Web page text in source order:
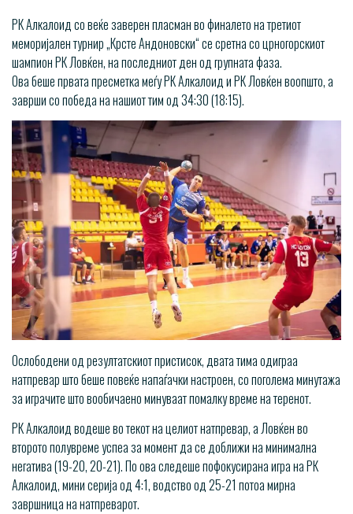
РК Алкалоид со веќе заверен пласман во финалето на третиот
меморијален турнир „Крсте Андоновски“ се сретна со црногорскиот
шампион РК Ловќен, на последниот ден од групната фаза.
Ова беше првата пресметка меѓу РК Алкалоид и РК Ловќен воопшто, а
заврши со победа на нашиот тим од 34:30 (18:15).
Ослободени од резултатскиот пристисок, двата тима одиграа
натпревар што беше повеќе напаѓачки настроен, со поголема минутажа
за играчите што вообичаено минуваат помалку време на теренот.
РК Алкалоид водеше во текот на целиот натпревар, а Ловќен во
второто полувреме успеа за момент да се доближи на минимална
негатива (19-20, 20-21). По ова следеше пофокусирана игра на РК
Алкалоид, мини серија од 4:1, водство од 25-21 потоа мирна
завршница на натпреварот.